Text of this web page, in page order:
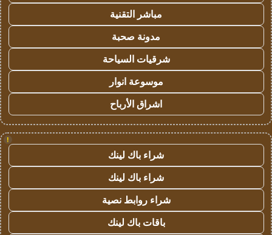
مباشر التقنية
مدونة صحبة
شرقيات السياحة
موسوعة انوار
اشراق الأرباح
!
شراء باك لينك
شراء باك لينك
شراء روابط نصية
باقات باك لينك